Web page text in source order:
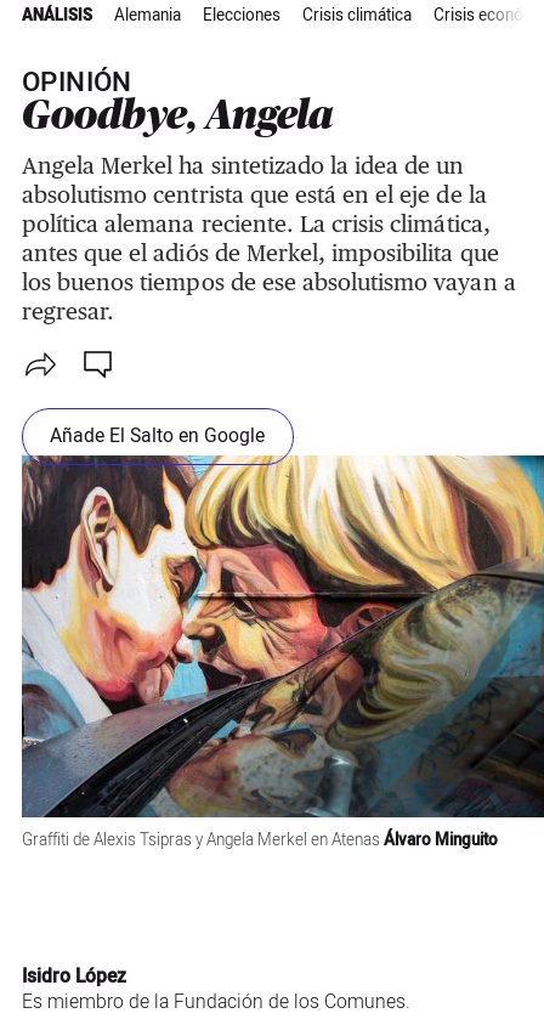
ANÁLISIS Alemania Elecciones Crisis climática Crisis
OPINIÓN
Goodbye, Angela
Angela Merkel ha sintetizado la idea de un
absolutismo centrista que está en el eje de la
política alemana reciente. La crisis climática,
antes que el adiós de Merkel, imposibilita que
los buenos tiempos de ese absolutismo vayan a
regresar.
Añade El Salto en Google
Graffiti de Alexis Tsipras y Angela Merkel en Atenas Álvaro Minguito
Isidro López
Es miembro de la Fundación de los Comunes.